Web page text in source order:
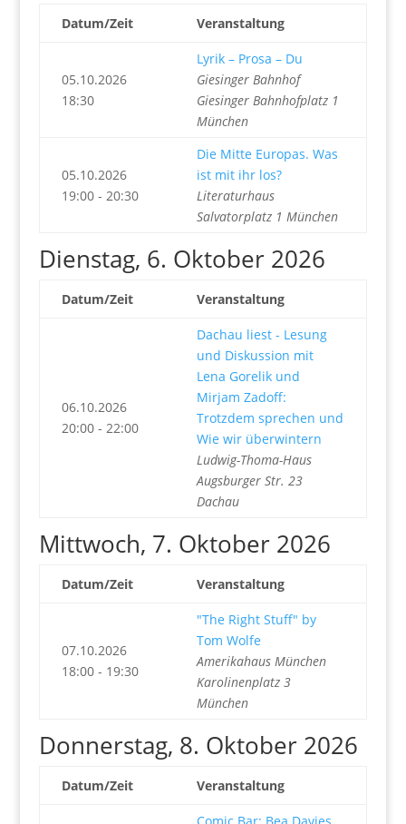
Datum/Zeit Veranstaltung
05.10.2026
18:30
Lyrik – Prosa – Du
Giesinger Bahnhof
Giesinger Bahnhofplatz 1
München
05.10.2026
19:00 - 20:30
Die Mitte Europas. Was
ist mit ihr los?
Literaturhaus
Salvatorplatz 1 München
Dienstag, 6. Oktober 2026
Datum/Zeit Veranstaltung
06.10.2026
20:00 - 22:00
Dachau liest - Lesung
und Diskussion mit
Lena Gorelik und
Mirjam Zadoff:
Trotzdem sprechen und
Wie wir überwintern
Ludwig-Thoma-Haus
Augsburger Str. 23
Dachau
Mittwoch, 7. Oktober 2026
Datum/Zeit Veranstaltung
07.10.2026
18:00 - 19:30
"The Right Stuff" by
Tom Wolfe
Amerikahaus München
Karolinenplatz 3
München
Donnerstag, 8. Oktober 2026
Datum/Zeit Veranstaltung